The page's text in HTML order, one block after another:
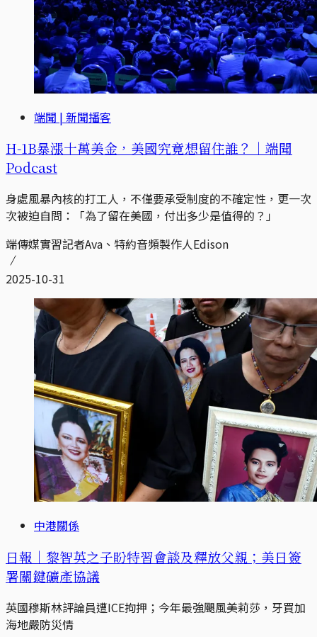
端聞 | 新聞播客
H-1B暴漲十萬美金，美國究竟想留住誰？｜端聞
Podcast
身處風暴內核的打工人，不僅要承受制度的不確定性，更一次
次被迫自問：「為了留在美國，付出多少是值得的？」
端傳媒實習記者Ava、特約音頻製作人Edison
2025-10-31
中港關係
日報｜黎智英之子盼特習會談及釋放父親；美日簽
署關鍵礦產協議
英國穆斯林評論員遭ICE拘押；今年最強颶風美莉莎，牙買加
海地嚴防災情